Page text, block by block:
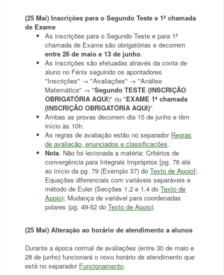
(25 Mai) Inscrições para o Segundo Teste e 1ª chamada
de Exame
As inscrições para o Segundo Teste e para 1ª
chamada de Exame são obrigatórias e decorrem
entre 26 de maio e 13 de junho.
As inscrições são efetuadas através da conta de
aluno no Fénix seguindo os apontadores
"Inscrições" → "Avaliações" → "Análise
Matemática" → "Segundo TESTE (INSCRIÇÃO
OBRIGATÓRIA AQUI)" ou "EXAME 1ª chamada
(INSCRIÇÃO OBRIGATÓRIA AQUI)".
Ambas as provas decorrem dia 15 de junho e têm
início às 10h.
As regras de avaliação estão no separador Regras
de avaliação, enunciados e classificações.
Nota. Não foi lecionada a matéria: Critérios de
convergência para Integrais Impróprios [pg. 76 até
ao início da pg. 79 (Exemplo 37) do Texto de Apoio];
Equações diferenciais com variáveis separáveis e
método de Euler (Secções 1.2 e 1.4 do Texto de
Apoio); Mudança de variável para coordenadas
polares (pg. 49-52 do Texto de Apoio).
(25 Mai) Alteração ao horário de atendimento a alunos
Durante a época normal de avaliações (entre 30 de maio e
28 de junho) funcionará o novo horário de atendimento que
está no separador Funcionamento.